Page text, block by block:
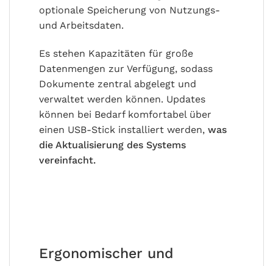
optionale Speicherung von Nutzungs-
und Arbeitsdaten.
Es stehen Kapazitäten für große
Datenmengen zur Verfügung, sodass
Dokumente zentral abgelegt und
verwaltet werden können. Updates
können bei Bedarf komfortabel über
einen USB-Stick installiert werden, was
die Aktualisierung des Systems
vereinfacht.
Ergonomischer und